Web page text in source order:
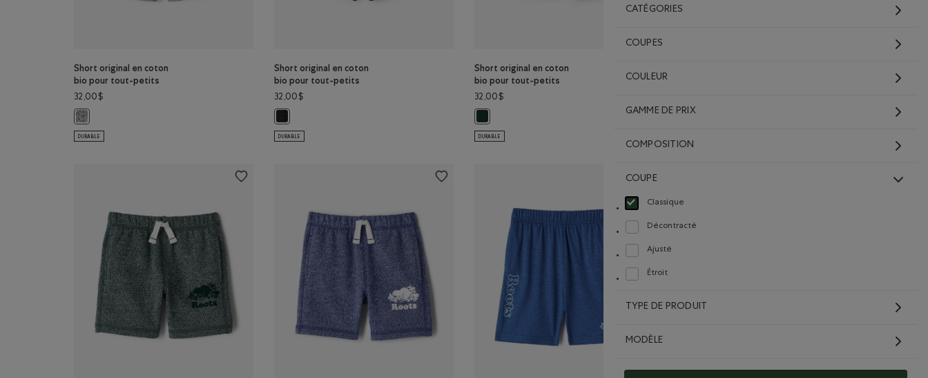
CATÉGORIES
COUPES
COULEUR
GAMME DE PRIX
COMPOSITION
COUPE
Classique
Choisir Classé selon Coupe : Classique(Classic)
Décontracté
Classer selon Coupe : Décontracté(Relaxed)
Ajusté
Classer selon Coupe : Ajusté(Fitted)
Étroit
Classer selon Coupe : Étroit(Slim)
TYPE DE PRODUIT
MODÈLE
Short original en coton
bio pour tout-petits
32,00$
Short original en coton bio pour tout-petits: SEL ET POIVRE Couleur
DURABLE
Short original en coton
bio pour tout-petits
32,00$
DURABLE
Short original en coton
bio pour tout-petits
32,00$
Short original en coton bio pour tout-petits: VARSITY VERT Couleur
DURABLE
Short Cooper Remix Renew pour tout-petit: NOIR Couleur
Short Cooper Remix Renew pour tout-petit: MÉLANGE